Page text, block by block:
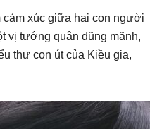
cảm xúc giữa hai con người
vị tướng quân dũng mãnh,
thư con út của Kiều gia,